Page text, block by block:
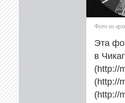
Фото из
Эта
в
(http://
(http://
(http://